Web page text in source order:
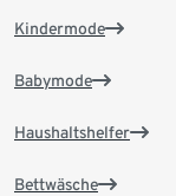
Kindermode
Babymode
Haushaltshelfer
Bettwäsche